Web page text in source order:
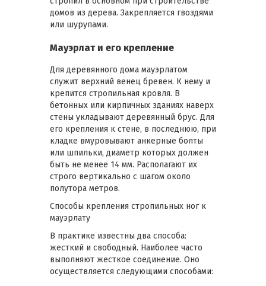
домов из дерева. Закрепляется гвоздями
или шурупами.
Мауэрлат и его крепление
Для деревянного дома мауэрлатом
служит верхний венец бревен. К нему и
крепится стропильная кровля. В
бетонных или кирпичных зданиях наверх
стены укладывают деревянный брус. Для
его крепления к стене, в последнюю, при
кладке вмуровывают анкерные болты
или шпильки, диаметр которых должен
быть не менее 14 мм. Располагают их
строго вертикально с шагом около
полутора метров.
Способы крепления стропильных ног к
мауэрлату
В практике известны два способа:
жесткий и свободный. Наиболее часто
выполняют жесткое соединение. Оно
осуществляется следующими способами: